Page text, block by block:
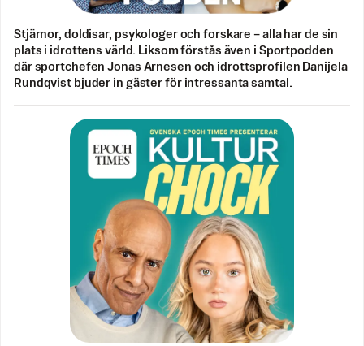
Stjärnor, doldisar, psykologer och forskare – alla har de sin
plats i idrottens värld. Liksom förstås även i Sportpodden
där sportchefen Jonas Arnesen och idrottsprofilen Danijela
Rundqvist bjuder in gäster för intressanta samtal.